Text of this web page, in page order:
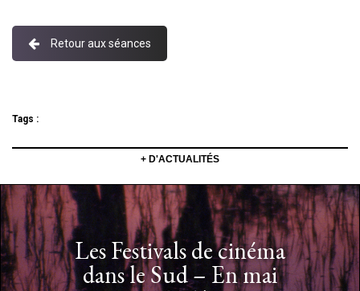
Retour aux séances
Tags :
+ D'ACTUALITÉS
Les Festivals de cinéma
dans le Sud – En mai